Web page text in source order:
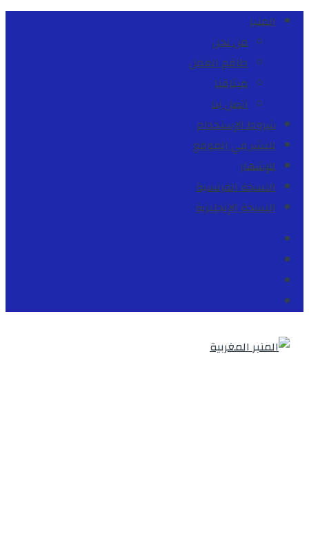
المنبر
من نحن
طاقم العمل
ميثاقنا
اتصل بنا
شروط الإستخدام
للنشر في الموقع
للإشهار
النسخة الفرنسية
النسخة الإنجليزية